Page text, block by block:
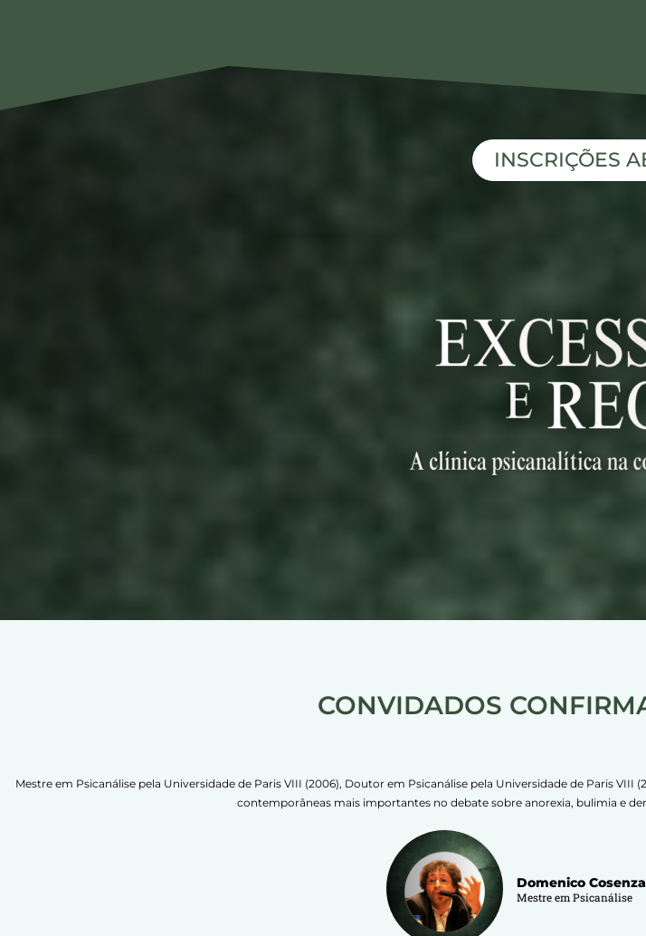
INSCRIÇÕES
CONVIDADOS
Mestre em Psicanálise pela Universidade de Paris VIII (2006), Doutor em Psicanálise pela Universidade de Paris VIII
contemporâneas mais importantes no debate sobre anorexia, bulimia e
Domenico Cosenza
Mestre em Psicanálise